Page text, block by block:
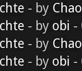
- by
- by obi -
- by
- by obi -